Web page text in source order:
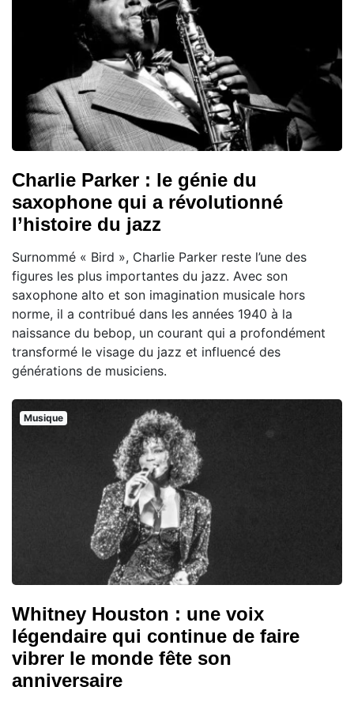
Charlie Parker : le génie du
saxophone qui a révolutionné
l’histoire du jazz
Surnommé « Bird », Charlie Parker reste l’une des
figures les plus importantes du jazz. Avec son
saxophone alto et son imagination musicale hors
norme, il a contribué dans les années 1940 à la
naissance du bebop, un courant qui a profondément
transformé le visage du jazz et influencé des
générations de musiciens.
Musique
Whitney Houston : une voix
légendaire qui continue de faire
vibrer le monde fête son
anniversaire